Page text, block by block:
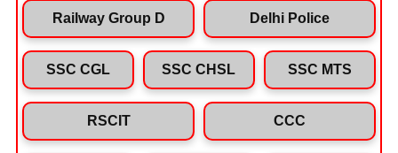
Railway Group D Delhi Police
SSC CGL SSC CHSL SSC MTS
RSCIT CCC